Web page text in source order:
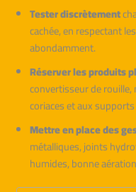
Tester discrètement
cachée, en respectant
abondamment.
Réserver les produits
convertisseur de
coriaces et aux
Mettre en place des
métalliques, joints
humides, bonne